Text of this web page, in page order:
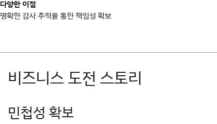
다양한 이점
명확한 감사 추적을 통한 책임성 확보
민첩성 확보